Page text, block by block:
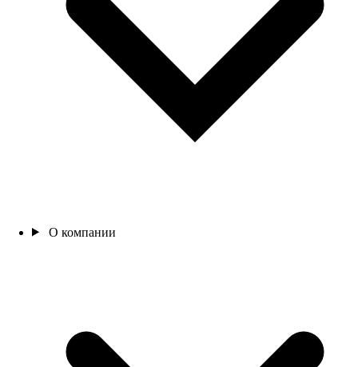
О компании